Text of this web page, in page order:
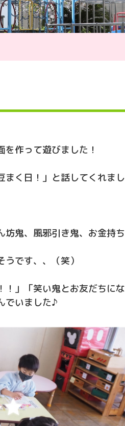
作って遊びました！
まく日！」と話してくれまし
坊鬼、風邪引き鬼、お金持ち
です、、（笑）
！」「笑い鬼とお友だちにな
でいました♪